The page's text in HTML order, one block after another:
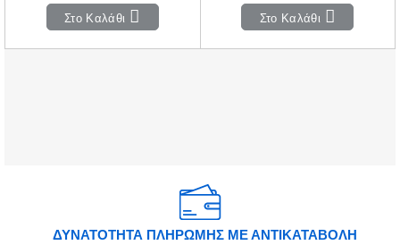
Στο Καλάθι Στο Καλάθι
ΔΥΝΑΤΟΤΗΤΑ ΠΛΗΡΩΜΗΣ ΜΕ ΑΝΤΙΚΑΤΑΒΟΛΗ